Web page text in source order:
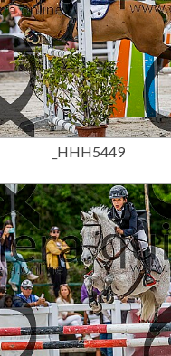
15,00 €
_HHH5449